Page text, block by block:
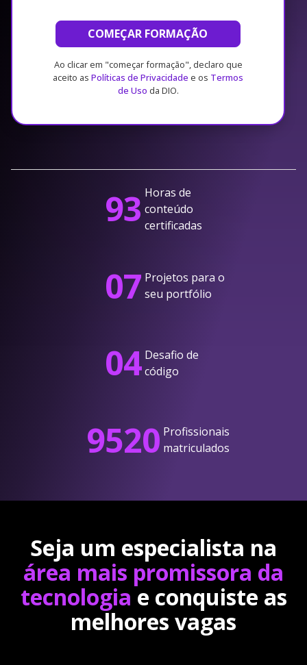
COMEÇAR FORMAÇÃO
Ao clicar em "começar formação", declaro que
aceito as Políticas de Privacidade e os Termos
de Uso da DIO.
93 Horas de
conteúdo
certificadas
07 Projetos para o
seu portfólio
04 Desafio de
código
9520 Profissionais
matriculados
Seja um especialista na
área mais promissora da
tecnologia e conquiste as
melhores vagas